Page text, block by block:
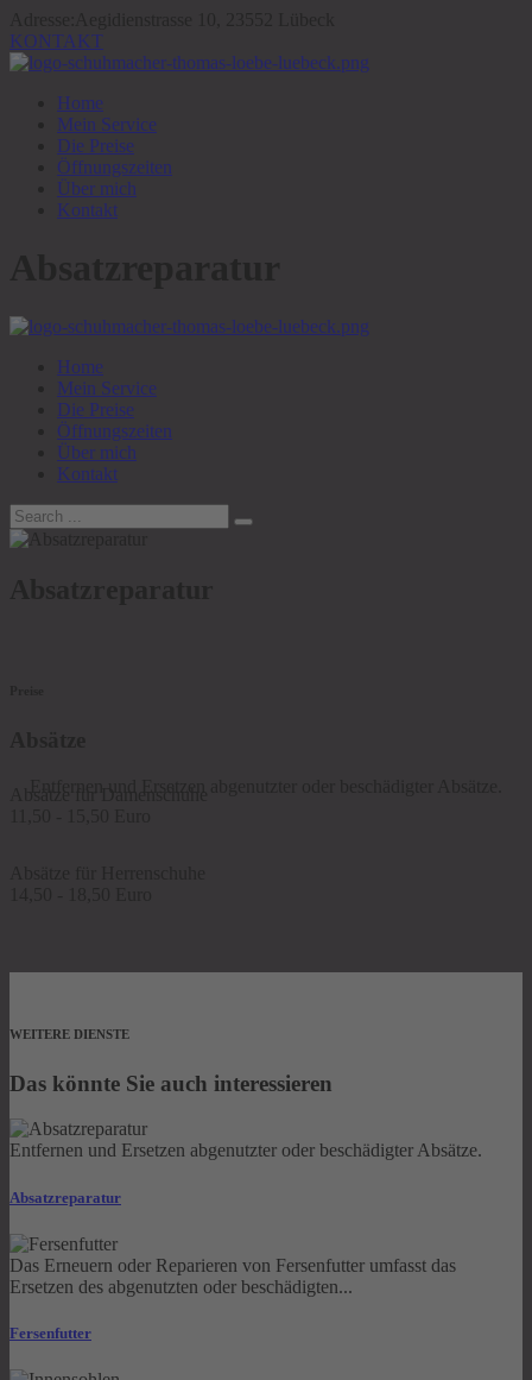
KONTAKT
Home
Mein Service
Die Preise
Öffnungszeiten
Über mich
Kontakt
Home
Mein Service
Die Preise
Öffnungszeiten
Über mich
Kontakt
WEITERE DIENSTE
Das könnte Sie auch interessieren
Entfernen und Ersetzen abgenutzter oder beschädigter Absätze.
Absatzreparatur
Das Erneuern oder Reparieren von Fersenfutter umfasst das
Ersetzen des abgenutzten oder beschädigten...
Fersenfutter